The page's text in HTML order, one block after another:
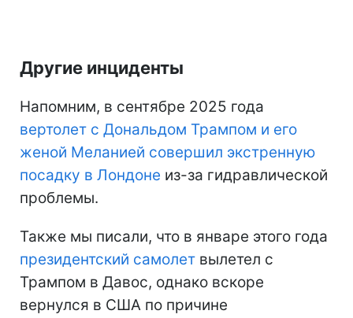
Другие инциденты
Напомним, в сентябре 2025 года
вертолет с Дональдом Трампом и его
женой Меланией совершил экстренную
посадку в Лондоне из-за гидравлической
проблемы.
Также мы писали, что в январе этого года
президентский самолет вылетел с
Трампом в Давос, однако вскоре
вернулся в США по причине